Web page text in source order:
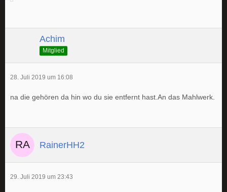
Achim
Mitglied
28. Juli 2019 um 16:08
na die gehören da hin wo du sie entfernt hast.An das Mahlwerk.
RainerHH2
29. Juli 2019 um 23:43